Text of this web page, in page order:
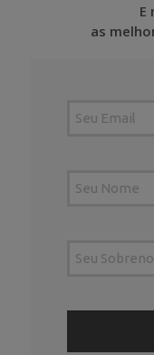
E
as